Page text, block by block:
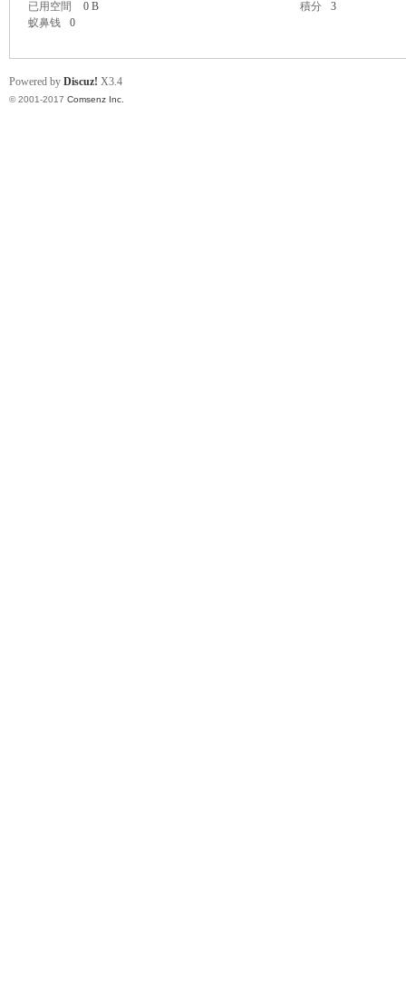
已用空間
0 B 積分
3
蚁鼻钱
0
Powered by Discuz! X3.4
© 2001-2017 Comsenz Inc.